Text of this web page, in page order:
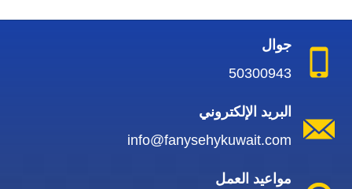
جوال
50300943
البريد الإلكتروني
info@fanysehykuwait.com
مواعيد العمل